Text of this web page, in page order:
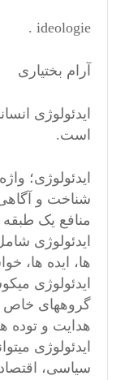
ideologie .
آرام بختیاری
ایدئولوژی
است.
ایدئولوژی؛
شناخت و
منافع یک طبقه
ایدئولوژی
ها، ایده ها،
ایدئولوژی
گروههای خاص
هدایت و توده
ایدئولوژی
سیاسی،